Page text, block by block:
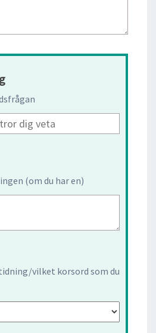
(om du har en)
vilket korsord som du